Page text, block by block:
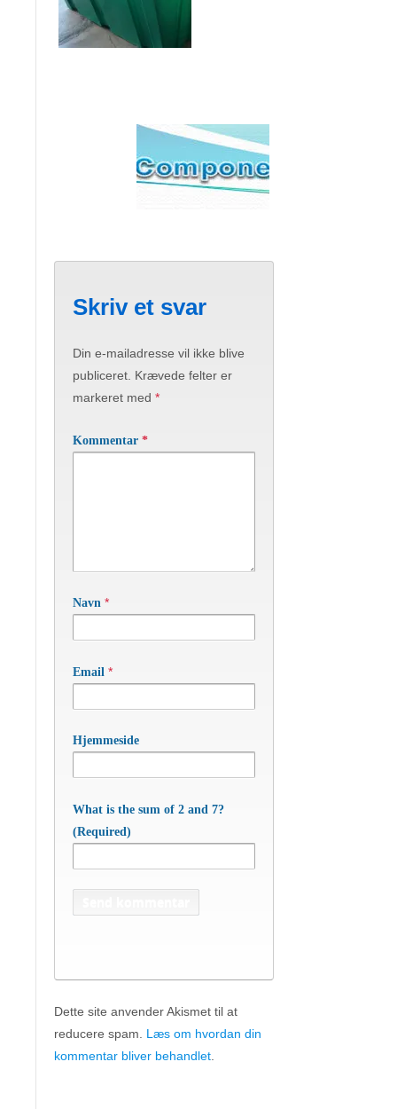
Skriv et svar
Din e-mailadresse vil ikke blive
publiceret. Krævede felter er
markeret med *
Kommentar *
Navn *
Email *
Hjemmeside
What is the sum of 2 and 7?
(Required)
Dette site anvender Akismet til at
reducere spam. Læs om hvordan din
kommentar bliver behandlet
ApS• Sundkrogen 35 • DK-6400 Sønderborg •
Tlf:74 48 50 05• Fax: 74 48 50 45